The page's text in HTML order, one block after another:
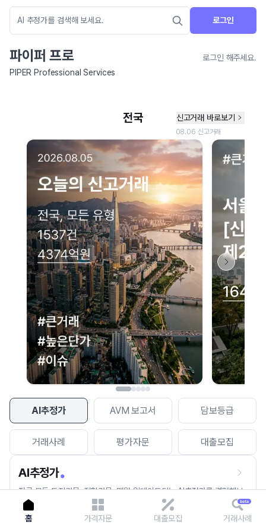
로그인
파이퍼 프로
로그인 해주세요.
PIPER Professional Services
AI추정가 AVM 보고서 담보등급
거래사례 평가자문 대출모집
AI추정가
전국 모든 토지건물, 집합건물, 매월 업데이트되는 AI추정가를 경험해보
세요.
네이버 지도 연결 안내
현재 네이버 지도 연결이 원활하지 않아 지도를 불러올 수 없습니다.
이용에 불편을 드려 죄송합니다.
다시 시도
홈 가격자문 대출모집 거래사례